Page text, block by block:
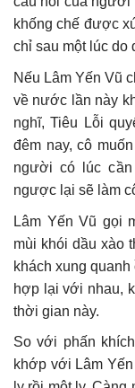
khống chế được
chỉ sau một lúc do
Nếu Lâm Yến Vũ
về nước lần này
nghĩ, Tiêu Lỗi
đêm nay, cô
người có lúc
ngược lại sẽ làm
Lâm Yến Vũ gọi
mùi khói dầu xào
khách xung
hợp lại với nhau,
thời gian này.
So với phấn
khớp với Lâm